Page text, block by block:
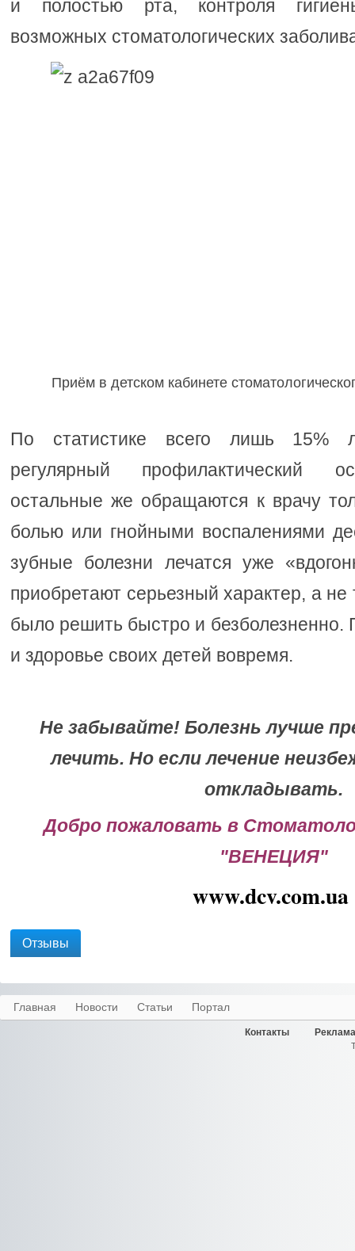
и полостью рта, контроля
возможных стоматологических
Приём в детском кабинете
По статистике всего лишь 15%
регулярный профилактический
остальные же обращаются к врачу
болью или гнойными воспалениями
зубные болезни лечатся уже
приобретают серьезный характер, а не
было решить быстро и безболезненно.
и здоровье своих детей вовремя.
Не забывайте! Болезнь лучше
лечить. Но если лечение
откладывать.
Добро пожаловать в
"ВЕНЕЦИЯ"
www.dcv.com.ua
Отзывы
Главная Новости Статьи Портал
Контакты